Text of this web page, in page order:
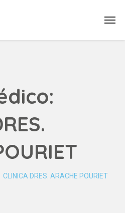
CLINICA DRES. ARACHE POURIET